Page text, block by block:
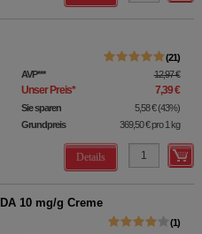
21
AVP*** 12,97 €
Unser Preis* 7,39 €
Sie sparen 5,58 € (43%)
Grundpreis
369,50 €pro 1 kg
Details
10 mg/g Creme
1